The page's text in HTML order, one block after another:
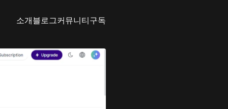
소개블로그커뮤니티구독